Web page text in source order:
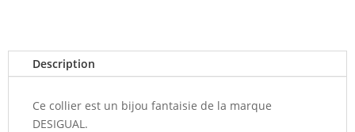
Description
Ce collier est un bijou fantaisie de la marque
DESIGUAL.